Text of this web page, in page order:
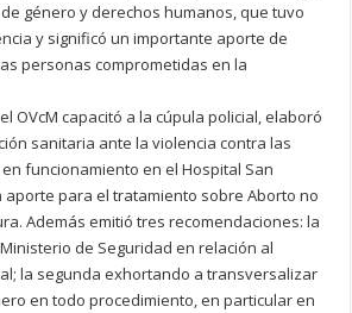
género y derechos humanos, que tuvo
y significó un importante aporte de
personas comprometidas en la
OVcM capacitó a la cúpula policial, elaboró
sanitaria ante la violencia contra las
funcionamiento en el Hospital San
para el tratamiento sobre Aborto no
Además emitió tres recomendaciones: la
de Seguridad en relación al
la segunda exhortando a transversalizar
en todo procedimiento, en particular en